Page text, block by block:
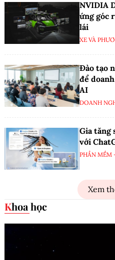
NVIDIA
ứng góc
lái
XE VÀ
Đào tạo
để
AI
DOANH
Gia tăng
với
PHẦN MỀM
Xem
Khoa học